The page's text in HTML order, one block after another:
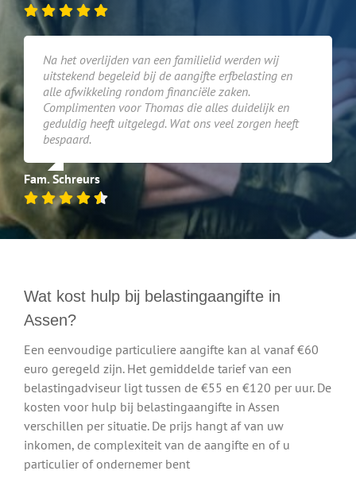
Na het overlijden van een familielid werden wij
uitstekend begeleid bij de aangifte erfbelasting en
alle afwikkeling rondom financiële zaken.
Complimenten voor Thomas die alles duidelijk en
geduldig heeft uitgelegd. Wat ons veel zorgen heeft
bespaard.
Fam. Schreurs
Wat kost hulp bij belastingaangifte in
Assen?
Een eenvoudige particuliere aangifte kan al vanaf €60
euro geregeld zijn. Het gemiddelde tarief van een
belastingadviseur ligt tussen de €55 en €120 per uur. De
kosten voor hulp bij belastingaangifte in Assen
verschillen per situatie. De prijs hangt af van uw
inkomen, de complexiteit van de aangifte en of u
particulier of ondernemer bent